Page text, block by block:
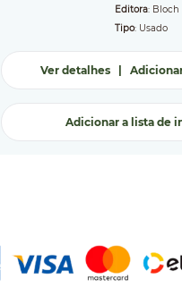
Editora: Bloch
Tipo: Usado
Ver detalhes|
Adicionar a lista de